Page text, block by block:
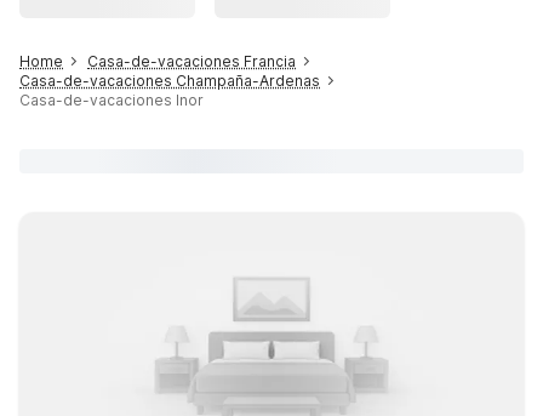
Home
Casa-de-vacaciones Francia
Casa-de-vacaciones Champaña-Ardenas
Casa-de-vacaciones Inor